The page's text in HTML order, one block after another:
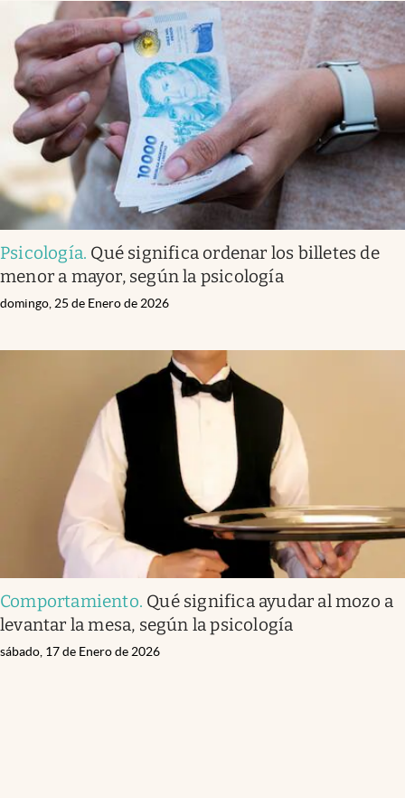
Psicología. Qué significa ordenar los billetes de
menor a mayor, según la psicología
domingo, 25 de Enero de 2026
Comportamiento. Qué significa ayudar al mozo a
levantar la mesa, según la psicología
sábado, 17 de Enero de 2026